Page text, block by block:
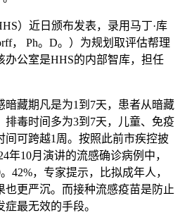
）近日颁布发表，录用马丁·库
， Ph。D。）为规划取评估帮理
办公室是HHS的内部智库，担任
藏期凡是为1到7天，患者从暗藏
排毒时间多为3到7天，儿童、免疫
可跨越1周。按照此前市疾控披
年10月演讲的流感确诊病例中，
42%，专家提示，比拟成年人，
也更严沉。而接种流感疫苗是防止
最无效的手段。